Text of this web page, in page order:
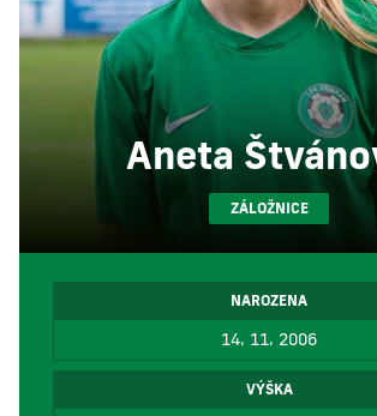
Aneta
ZÁLOŽNICE
NAROZENA
14. 11. 2006
VÝŠKA